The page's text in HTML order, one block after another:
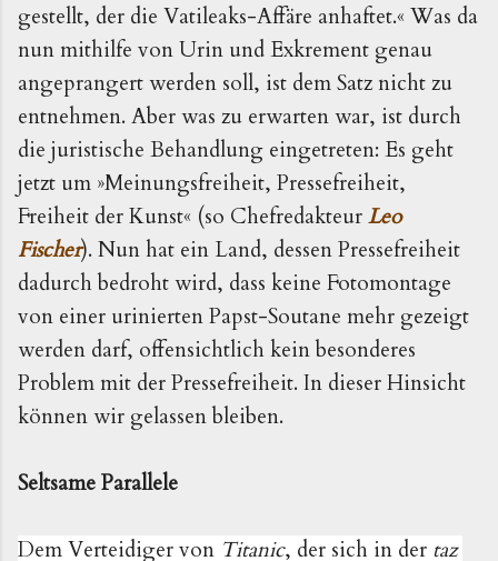
gestellt, der die Vatileaks-Affäre anhaftet.« Was da
nun mithilfe von Urin und Exkrement genau
angeprangert werden soll, ist dem Satz nicht zu
entnehmen. Aber was zu erwarten war, ist durch
die juristische Behandlung eingetreten: Es geht
jetzt um »Meinungsfreiheit, Pressefreiheit,
Freiheit der Kunst« (so Chefredakteur Leo
Fischer). Nun hat ein Land, dessen Pressefreiheit
dadurch bedroht wird, dass keine Fotomontage
von einer urinierten Papst-Soutane mehr gezeigt
werden darf, offensichtlich kein besonderes
Problem mit der Pressefreiheit. In dieser Hinsicht
können wir gelassen bleiben.
Seltsame Parallele
Dem Verteidiger von Titanic, der sich in der
taz